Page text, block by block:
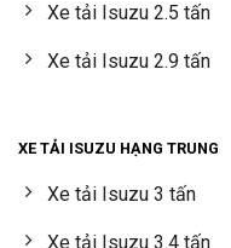
Xe tải Isuzu 2.5 tấn
Xe tải Isuzu 2.9 tấn
XE TẢI ISUZU HẠNG TRUNG
Xe tải Isuzu 3 tấn
Xe tải Isuzu 3.4 tấn